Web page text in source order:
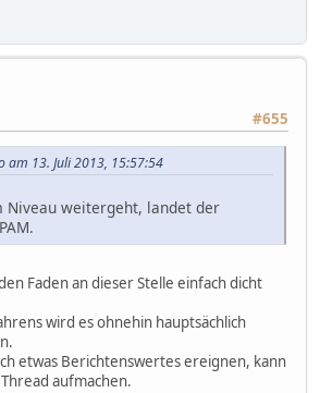
#655
am 13. Juli 2013, 15:57:54
Niveau weitergeht, landet der
Faden an dieser Stelle einfach dicht
wird es ohnehin hauptsächlich
etwas Berichtenswertes ereignen, kann
aufmachen.